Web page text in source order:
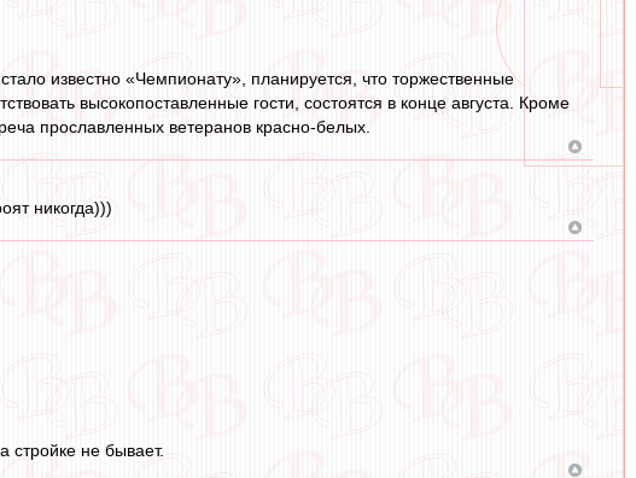
известно «Чемпионату», планируется, что торжественные
высокопоставленные гости, состоятся в конце августа. Кроме
прославленных ветеранов красно-белых.
никогда)))
стройке не бывает.